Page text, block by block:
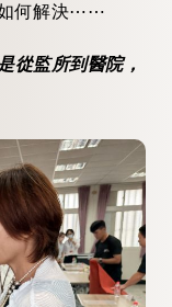
如何解決⋯⋯
從監所到醫院，